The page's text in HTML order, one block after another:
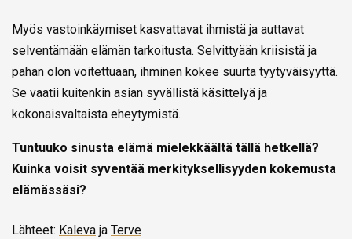
Myös vastoinkäymiset kasvattavat ihmistä ja auttavat
selventämään elämän tarkoitusta. Selvittyään kriisistä ja
pahan olon voitettuaan, ihminen kokee suurta tyytyväisyyttä.
Se vaatii kuitenkin asian syvällistä käsittelyä ja
kokonaisvaltaista eheytymistä.
Tuntuuko sinusta elämä mielekkäältä tällä hetkellä?
Kuinka voisit syventää merkityksellisyyden kokemusta
elämässäsi?
Lähteet: Kaleva ja Terve